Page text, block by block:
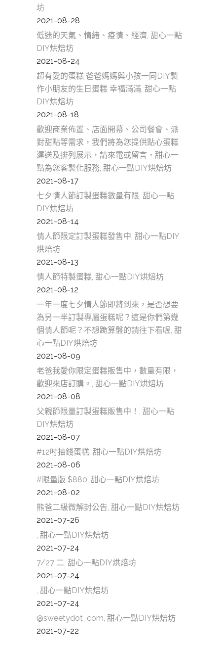
坊
2021-08-28
低迷的天氣、情緒、疫情、經濟, 甜心一點
DIY烘焙坊
2021-08-24
超有愛的蛋糕 爸爸媽媽與小孩一同DIY製
作小朋友的生日蛋糕 幸福滿滿, 甜心一點
DIY烘焙坊
2021-08-18
歡迎商業佈置、店面開幕、公司餐會、派
對甜點等需求，我們將為您提供點心蛋糕
運送及排列展示，請來電或留言，甜心一
點為您客製化服務, 甜心一點DIY烘焙坊
2021-08-17
七夕情人節訂製蛋糕數量有限, 甜心一點
DIY烘焙坊
2021-08-14
情人節限定訂製蛋糕發售中, 甜心一點DIY
烘焙坊
2021-08-13
情人節特製蛋糕, 甜心一點DIY烘焙坊
2021-08-12
一年一度七夕情人節即將到來，是否想要
為另一半訂製專屬蛋糕呢？這是你們第幾
個情人節呢？不想跪算盤的請往下看喔, 甜
心一點DIY烘焙坊
2021-08-09
老爸我愛你限定蛋糕販售中，數量有限，
歡迎來店訂購。, 甜心一點DIY烘焙坊
2021-08-08
父親節限量訂製蛋糕販售中！, 甜心一點
DIY烘焙坊
2021-08-07
#12吋抽錢蛋糕, 甜心一點DIY烘焙坊
2021-08-06
#限量版 $880, 甜心一點DIY烘焙坊
2021-08-02
熊爸二級微解封公告, 甜心一點DIY烘焙坊
2021-07-26
, 甜心一點DIY烘焙坊
2021-07-24
7/27 二, 甜心一點DIY烘焙坊
2021-07-24
, 甜心一點DIY烘焙坊
2021-07-24
@sweetydot_com, 甜心一點DIY烘焙坊
2021-07-22